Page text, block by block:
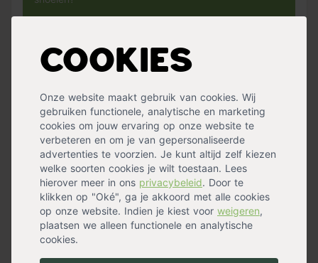
Cookies
Onze website maakt gebruik van cookies. Wij
gebruiken functionele, analytische en marketing
cookies om jouw ervaring op onze website te
verbeteren en om je van gepersonaliseerde
advertenties te voorzien. Je kunt altijd zelf kiezen
welke soorten cookies je wilt toestaan. Lees
hierover meer in ons privacybeleid. Door te
klikken op "Oké", ga je akkoord met alle cookies
op onze website. Indien je kiest voor weigeren,
plaatsen we alleen functionele en analytische
cookies.
Liriope muscari. Dit kan je het best doen door het
voorzichtig uit de pol te trekken of af te knippen.
Welke grond raden jullie aan bij het aanplanten van
de Liriope muscari?
Bij het aanplanten van de Liriope muscari kan het
beste gebruik gemaakt worden vanPokon
potgrond
Wanneer staat de Liriope muscari in bloei?